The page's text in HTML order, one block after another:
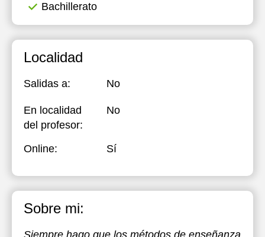
Bachillerato
Localidad
Salidas a: No
En localidad
del profesor:
No
Online: Sí
Sobre mi:
Siempre hago que los métodos de enseñanza